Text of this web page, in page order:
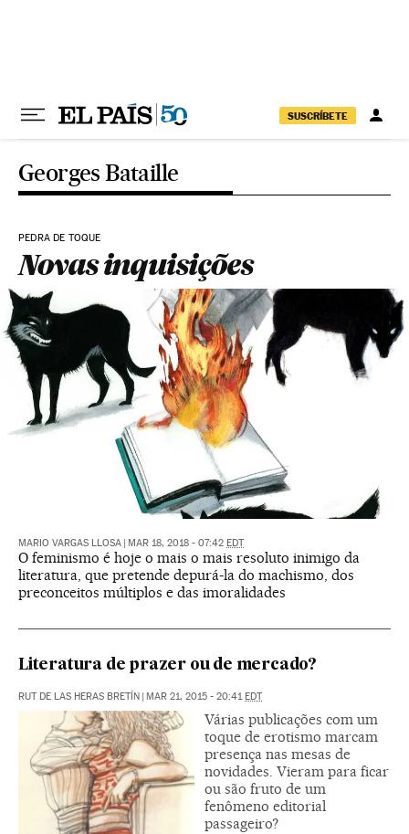
SUSCRÍBETE
Georges Bataille
PEDRA DE TOQUE
Novas inquisições
MARIO VARGAS LLOSA MAR 18, 2018 - 07:42 EDT
O feminismo é hoje o mais o mais resoluto inimigo da
literatura, que pretende depurá-la do machismo, dos
preconceitos múltiplos e das imoralidades
Literatura de prazer ou de mercado?
RUT DE LAS HERAS BRETÍN MAR 21, 2015 - 20:41 EDT
Várias publicações com um
toque de erotismo marcam
presença nas mesas de
novidades. Vieram para ficar
ou são fruto de um
fenômeno editorial
passageiro?